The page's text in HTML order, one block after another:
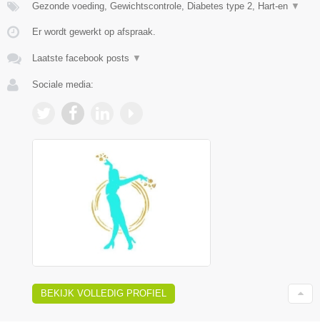
Gezonde voeding, Gewichtscontrole, Diabetes type 2, Hart-en ▼
Er wordt gewerkt op afspraak.
Laatste facebook posts ▼
Sociale media:
BEKIJK VOLLEDIG PROFIEL